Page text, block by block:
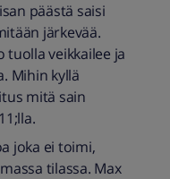
päästä saisi
järkevää.
tuolla veikkailee ja
Mihin kyllä
mitä sain
joka ei toimi,
tilassa. Max